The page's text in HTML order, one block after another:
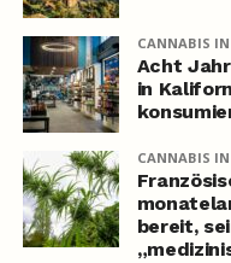
CANNABIS
Acht
in
CANNABIS
bereit,